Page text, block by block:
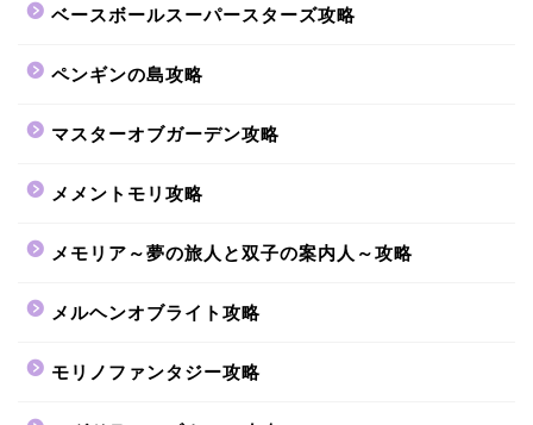
ベースボールスーパースターズ攻略
ペンギンの島攻略
マスターオブガーデン攻略
メメントモリ攻略
メモリア～夢の旅人と双子の案内人～攻略
メルヘンオブライト攻略
モリノファンタジー攻略